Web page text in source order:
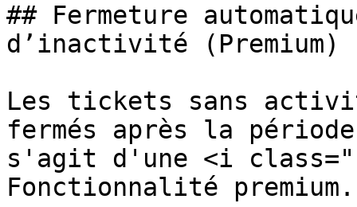
## Fermeture
d’inactivité (Premium)
Les tickets sans
fermés après la
s'agit d'une <i
Fonctionnalité premium.